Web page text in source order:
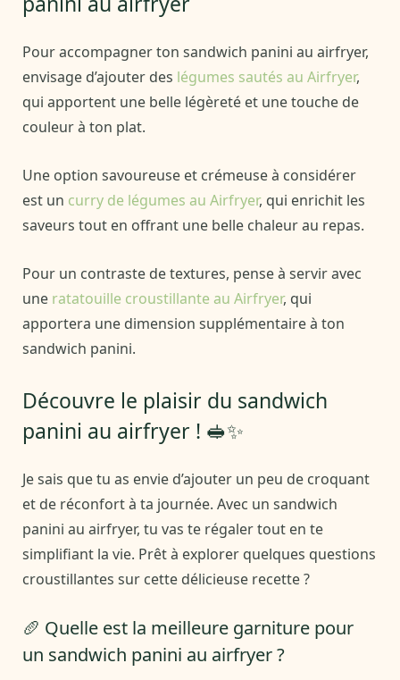
Pour accompagner ton sandwich panini au airfryer,
envisage d’ajouter des légumes sautés au Airfryer,
qui apportent une belle légèreté et une touche de
couleur à ton plat.
Une option savoureuse et crémeuse à considérer
est un curry de légumes au Airfryer, qui enrichit les
saveurs tout en offrant une belle chaleur au repas.
Pour un contraste de textures, pense à servir avec
une ratatouille croustillante au Airfryer, qui
apportera une dimension supplémentaire à ton
sandwich panini.
Découvre le plaisir du sandwich
panini au airfryer ! 🥪✨
Je sais que tu as envie d’ajouter un peu de croquant
et de réconfort à ta journée. Avec un sandwich
panini au airfryer, tu vas te régaler tout en te
simplifiant la vie. Prêt à explorer quelques questions
croustillantes sur cette délicieuse recette ?
🥖 Quelle est la meilleure garniture pour
un sandwich panini au airfryer ?